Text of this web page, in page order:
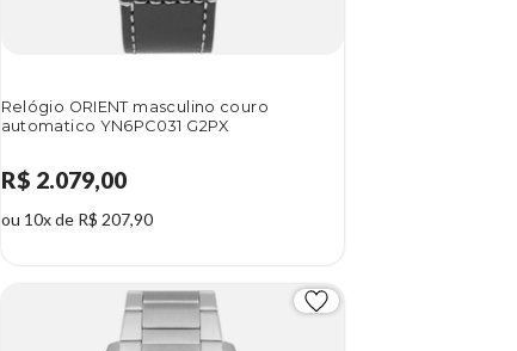
Relógio ORIENT masculino couro
automatico YN6PC031 G2PX
R$ 2.079,00
ou 10x de R$ 207,90